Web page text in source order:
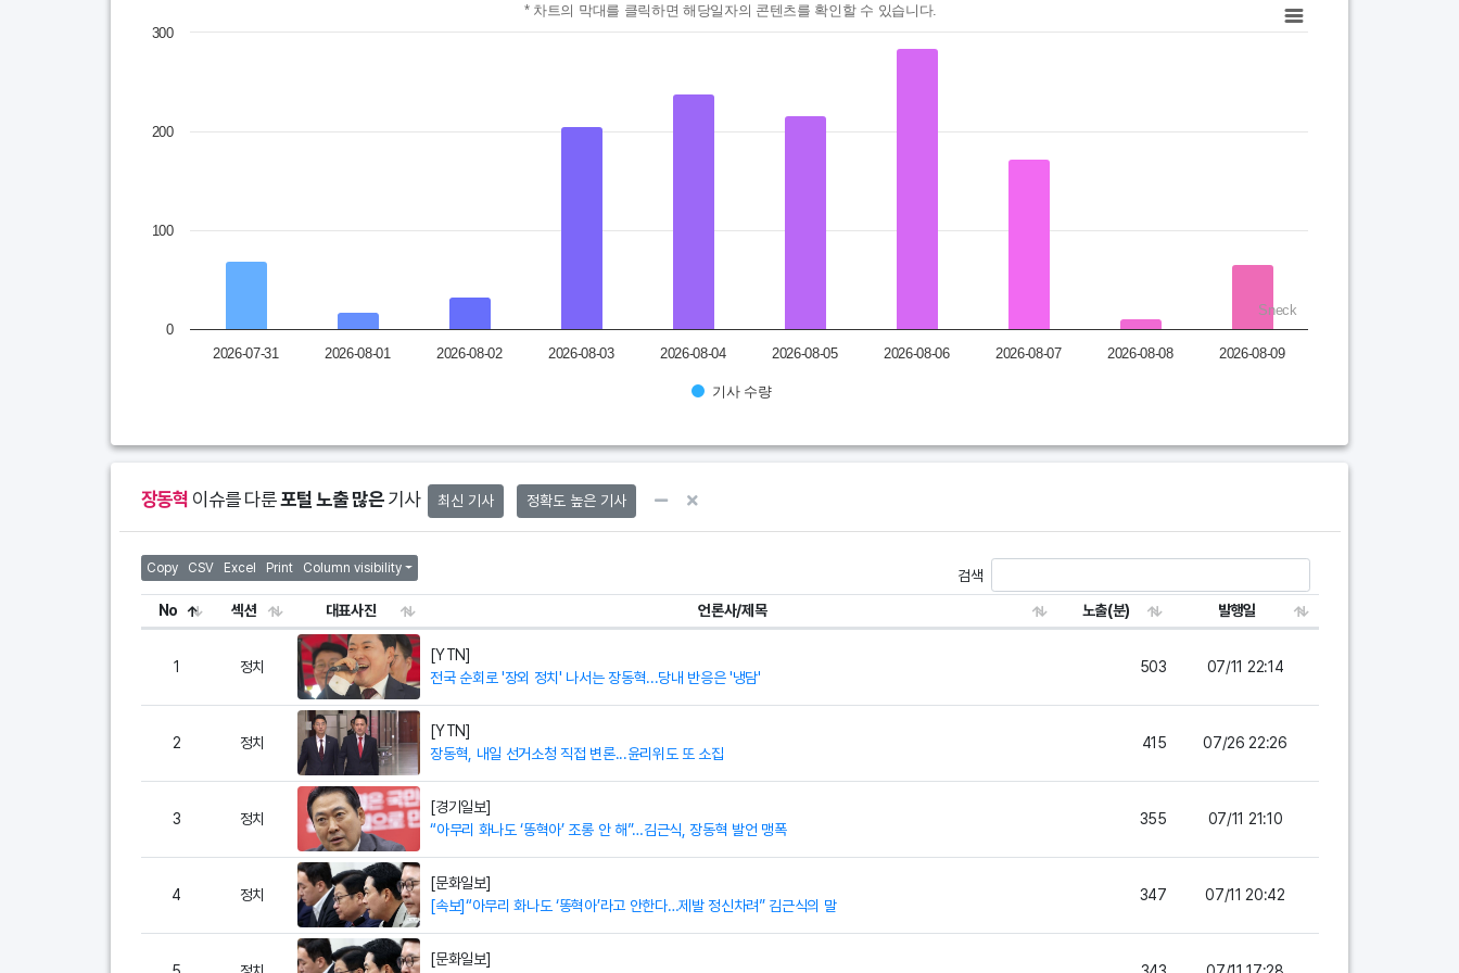
The chart has 1 X axis displaying categories.
* 차트의 막대를 클릭하면 해당일자의 콘텐츠를 확인할 수 있습니다.
기사 수량
2026-07-31 2026-08-01 2026-08-02 2026-08-03 2026-08-04 2026-08-05 2026-08-06 2026-08-07 2026-08-08 2026-08-09
0
100
200
300
Sneck
장동혁 이슈를 다룬포털 노출 많은기사 최신 기사 정확도 높은 기사
Copy CSV Excel Print Column visibility 검색
No 섹션 대표사진 언론사/제목 노출(분) 발행일
1 정치
[YTN]
전국 순회로 '장외 정치' 나서는 장동혁...당내 반응은 '냉담'
503 07/11 22:14
2 정치
[YTN]
장동혁, 내일 선거소청 직접 변론...윤리위도 또 소집
415 07/26 22:26
3 정치
[경기일보]
“아무리 화나도 ‘똥혁아’ 조롱 안 해”…김근식, 장동혁 발언 맹폭
355 07/11 21:10
4 정치
[문화일보]
[속보]“아무리 화나도 ‘똥혁아’라고 안한다…제발 정신차려” 김근식의 말
347 07/11 20:42
[문화일보]